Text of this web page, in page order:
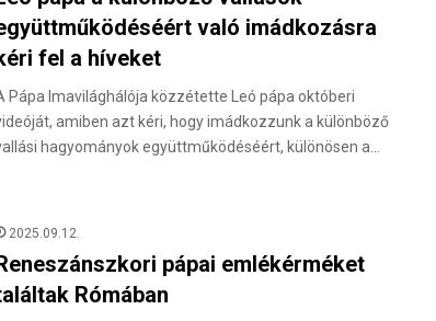
való imádkozásra
fel a híveket
Pápa Imavilághálója közzétette Leó pápa októberi
amiben azt kéri, hogy imádkozzunk a különböző
hagyományok együttműködéséért, különösen a…
2025.09.12.
pápai emlékérméket
Rómában